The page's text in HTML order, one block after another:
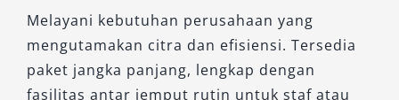
Melayani kebutuhan perusahaan yang
mengutamakan citra dan efisiensi. Tersedia
paket jangka panjang, lengkap dengan
fasilitas antar jemput rutin untuk staf atau